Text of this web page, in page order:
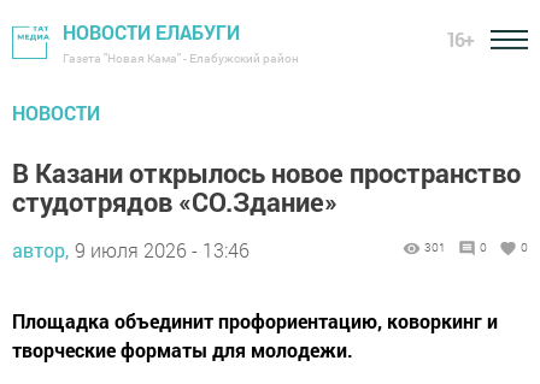
НОВОСТИ ЕЛАБУГИ
Газета "Новая Кама" - Елабужский район
16+
НОВОСТИ
В Казани открылось новое пространство
студотрядов «СО.Здание»
автор, 9 июля 2026 - 13:46 301 0 0
Площадка объединит профориентацию, коворкинг и
творческие форматы для молодежи.